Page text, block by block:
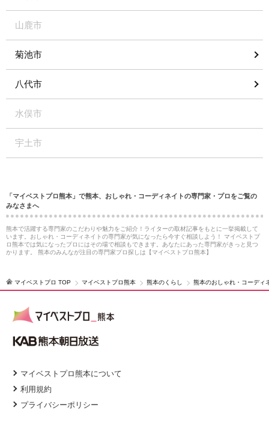
山鹿市
菊池市
八代市
水俣市
宇土市
「マイベストプロ熊本」で熊本、おしゃれ・コーディネイトの専門家・プロをご覧の
みなさまへ
熊本で活躍する専門家のこだわりや魅力をご紹介！ライターの取材記事をもとに一挙掲載して
います。おしゃれ・コーディネイトの専門家が気になったら今すぐ相談しよう！ マイベストプ
ロ熊本では気になったプロにはその場で相談もできます。あなたにあった専門家がきっと見つ
かります。 熊本のみんなが注目の専門家プロ探しは【マイベストプロ熊本】
マイベストプロ TOP マイベストプロ熊本 熊本のくらし 熊本のおしゃれ・コーディ
マイベストプロ熊本について
利用規約
プライバシーポリシー